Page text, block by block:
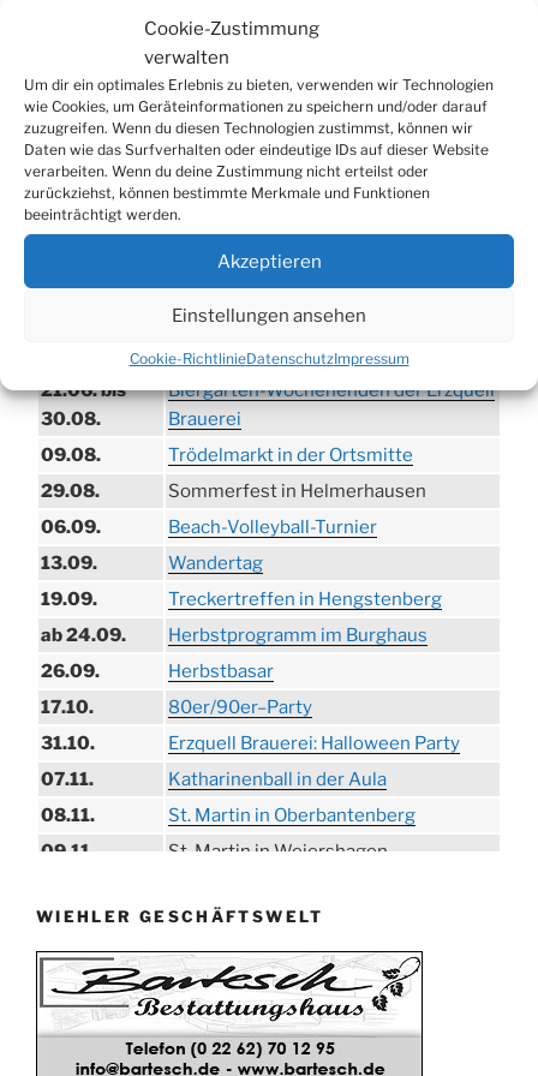
Cookie-Zustimmung
verwalten
Um dir ein optimales Erlebnis zu bieten, verwenden wir Technologien
wie Cookies, um Geräteinformationen zu speichern und/oder darauf
zuzugreifen. Wenn du diesen Technologien zustimmst, können wir
Daten wie das Surfverhalten oder eindeutige IDs auf dieser Website
verarbeiten. Wenn du deine Zustimmung nicht erteilst oder
zurückziehst, können bestimmte Merkmale und Funktionen
beeinträchtigt werden.
Akzeptieren
Einstellungen ansehen
Cookie-RichtlinieDatenschutzImpressum
21.06. bis
30.08.
Biergarten-Wochenenden der Erzquell
Brauerei
09.08.
Trödelmarkt in der Ortsmitte
29.08.
Sommerfest in Helmerhausen
06.09.
Beach-Volleyball-Turnier
13.09.
Wandertag
19.09.
Treckertreffen in Hengstenberg
ab 24.09.
Herbstprogramm im Burghaus
26.09.
Herbstbasar
17.10.
80er/90er–Party
31.10.
Erzquell Brauerei: Halloween Party
07.11.
Katharinenball in der Aula
08.11.
St. Martin in Oberbantenberg
09.11.
St. Martin in Weiershagen
11.11.
„DÜX“ im Burghaus
14.11.
Proklamation der Tollitäten
15.11.
Konzert Bielsteiner Männerchor
15.11.
Volkstrauertag am Ehrenmal
Anknipsfest an der Oberbantenberger
WIEHLER GESCHÄFTSWELT